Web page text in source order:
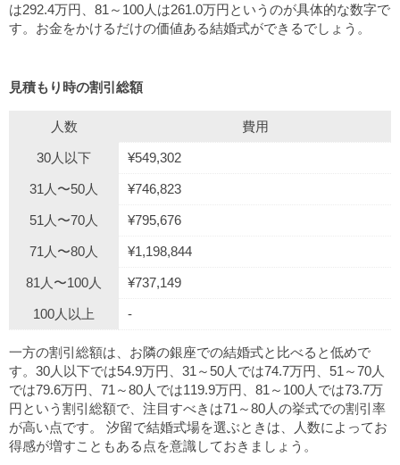
は292.4万円、81～100人は261.0万円というのが具体的な数字で
す。お金をかけるだけの価値ある結婚式ができるでしょう。
見積もり時の割引総額
人数 費用
30人以下 ¥549,302
31人〜50人 ¥746,823
51人〜70人 ¥795,676
71人〜80人 ¥1,198,844
81人〜100人 ¥737,149
100人以上 -
一方の割引総額は、お隣の銀座での結婚式と比べると低めで
す。30人以下では54.9万円、31～50人では74.7万円、51～70人
では79.6万円、71～80人では119.9万円、81～100人では73.7万
円という割引総額で、注目すべきは71～80人の挙式での割引率
が高い点です。 汐留で結婚式場を選ぶときは、人数によってお
得感が増すこともある点を意識しておきましょう。